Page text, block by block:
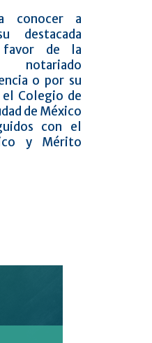
conocer a
destacada
favor de la
o por su
Colegio de
de México
con el
y Mérito